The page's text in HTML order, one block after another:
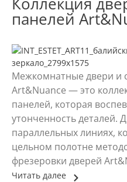
панелей
Межкомнатные двери и
Art&Nuance — это
панелей, которая
утонченность деталей.
параллельных линиях,
цельном полотне
фрезеровки дверей
увеличивают высоту
Читать далее